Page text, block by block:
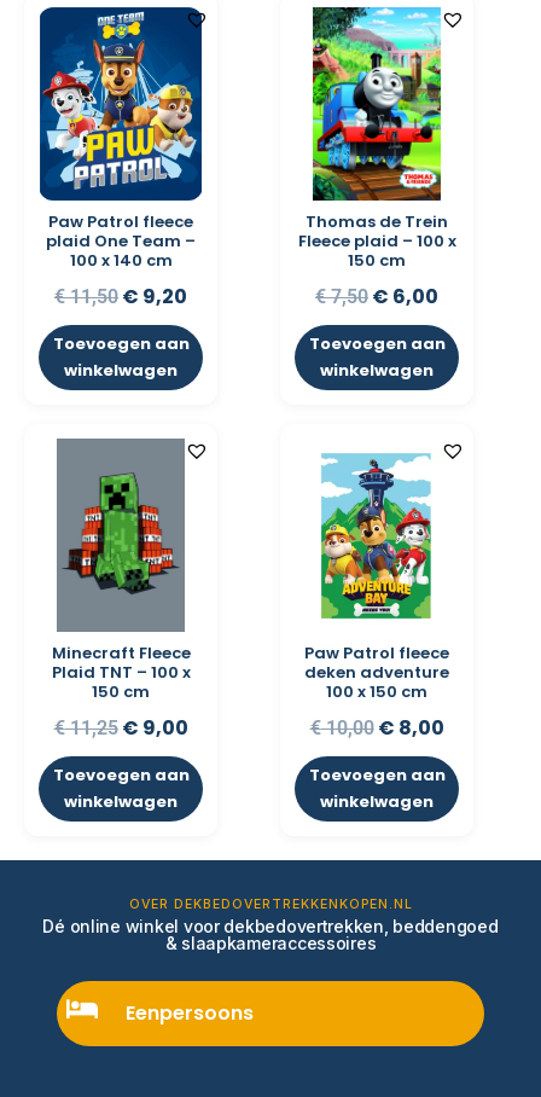
Paw Patrol fleece
plaid One Team –
100 x 140 cm
€11,50 € 9,20
Toevoegen aan
winkelwagen
Thomas de Trein
Fleece plaid – 100 x
150 cm
€7,50 € 6,00
Toevoegen aan
winkelwagen
Minecraft Fleece
Plaid TNT – 100 x
150 cm
€11,25 € 9,00
Toevoegen aan
winkelwagen
Paw Patrol fleece
deken adventure
100 x 150 cm
€10,00 € 8,00
Toevoegen aan
winkelwagen
OVER DEKBEDOVERTREKKENKOPEN.NL
Dé online winkel voor dekbedovertrekken, beddengoed
& slaapkameraccessoires
Eenpersoons